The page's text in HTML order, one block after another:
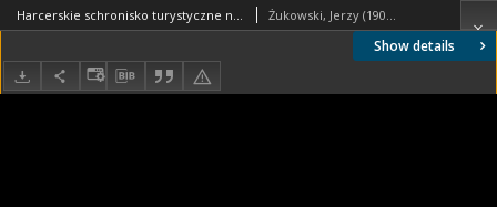
Show details
Harcerskie schronisko turystyczne na Kostrzycy w Czarnohorze, plan wysokiego parteru Żukowski, Jerzy (1907-1980). Autor